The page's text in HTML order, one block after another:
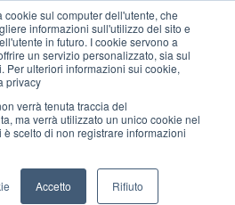
cookie sul computer dell'utente, che
informazioni sull'utilizzo del sito e
in futuro. I cookie servono a
un servizio personalizzato, sia sul
Per ulteriori informazioni sui cookie,
privacy
verrà tenuta traccia del
ma verrà utilizzato un unico cookie nel
scelto di non registrare informazioni
Accetto Rifiuto